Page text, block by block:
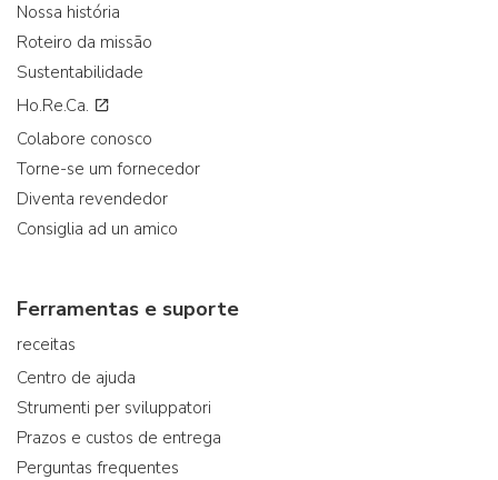
Nossa história
Roteiro da missão
Sustentabilidade
Ho.Re.Ca.
Colabore conosco
Torne-se um fornecedor
Diventa revendedor
Consiglia ad un amico
Ferramentas e suporte
receitas
Centro de ajuda
Strumenti per sviluppatori
Prazos e custos de entrega
Perguntas frequentes